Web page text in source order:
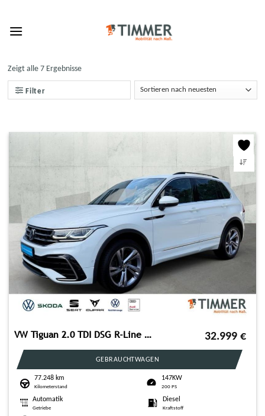
content
Filter
Zeigt alle 7 Ergebnisse
VW Tiguan 2.0 TDI DSG R-Line 4MOTION +AHK +KAMERA + 32.999 €
GEBRAUCHTWAGEN
77.248 km
Kilometerstand
147KW
200 PS
Automatik
Getriebe
Diesel
Kraftstoff